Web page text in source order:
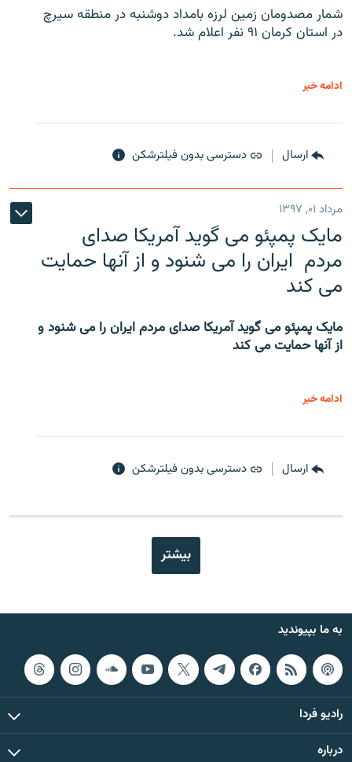
شمار مصدومان زمین لرزه بامداد دوشنبه در منطقه سیرچ
در استان کرمان ۹۱ نفر اعلام شد.
ادامه خبر
ارسال دسترسی بدون فیلترشکن
مرداد ۰۱, ۱۳۹۷
مایک پمپئو می گوید آمریکا صدای
مردم ایران را می شنود و از آنها حمایت
می کند
مایک پمپئو می گوید آمریکا صدای مردم ایران را می شنود و
از آنها حمایت می کند
ادامه خبر
ارسال دسترسی بدون فیلترشکن
بیشتر
به ما بپیوندید
رادیو فردا
درباره